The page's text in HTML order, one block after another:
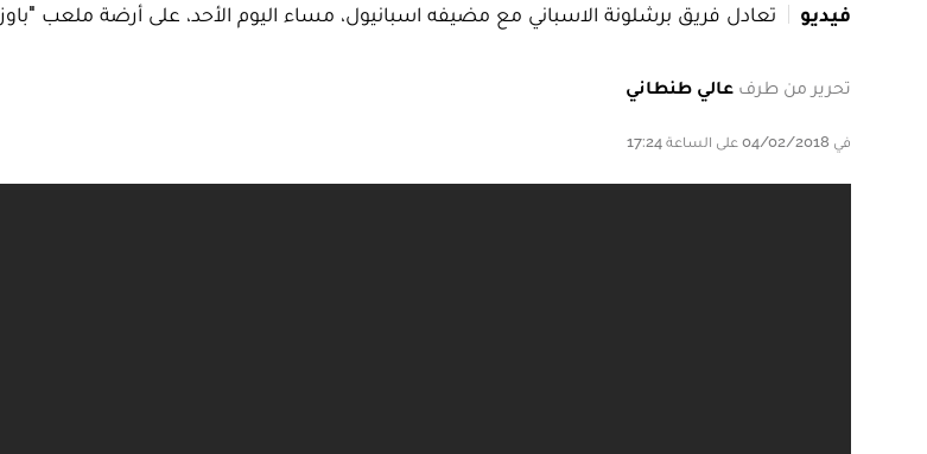
فيديو تعادل فريق برشلونة الاسباني مع مضيفه اسبانيول، مساء اليوم الأحد، على أرضة ملعب "باوز 8"، ضمن منافسات الجولة الـ 22 من الليغا الاسبانية.
تحرير من طرف عالي طنطاني
في 04/02/2018 على الساعة 17:24